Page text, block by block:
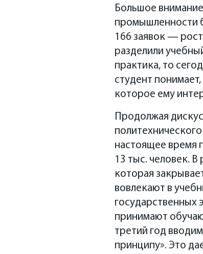
Большое
промышленности
166 заявок —
разделили
практика, то
студент
которое ему
Продолжая
настоящее время
13 тыс. человек.
которая
вовлекают в
государственных
принимают
третий год
принципу». Это